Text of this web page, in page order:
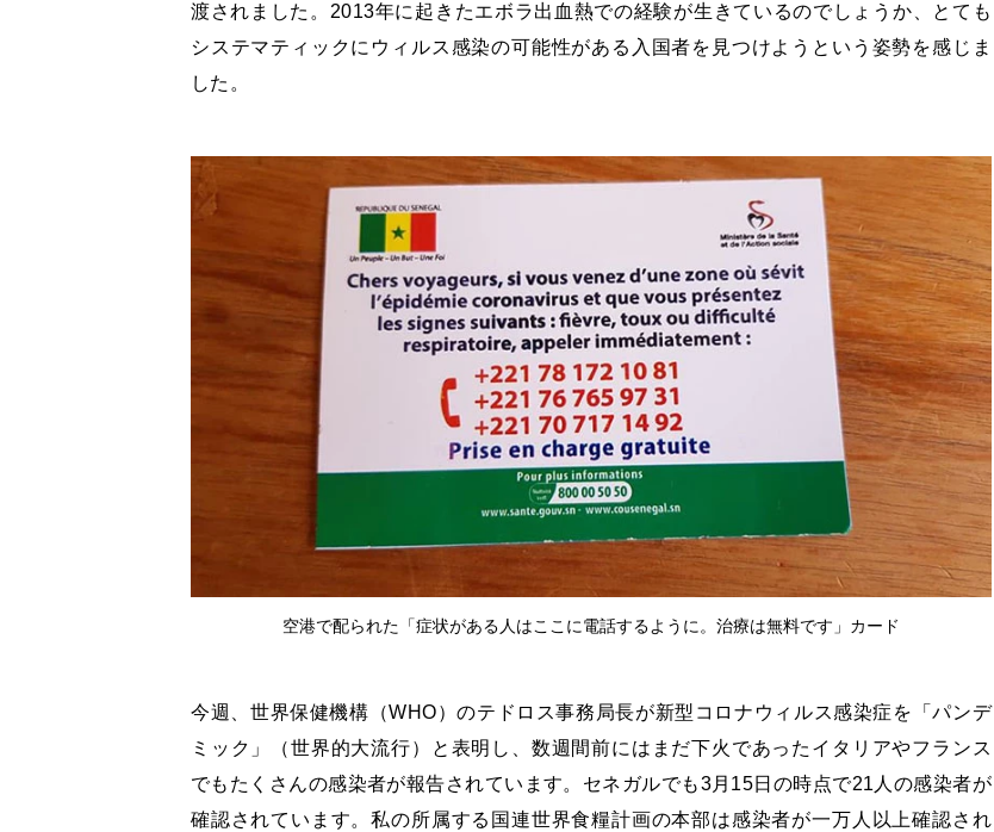
渡されました。 2013年に起きたエボラ出血熱での経験が生きているのでしょうか、とても
システマティックにウィルス感染の可能性がある入国者を見つけようという姿勢を感じま
した。
空港で配られた「症状がある人はここに電話するように。治療は無料です」カード
今週、世界保健機構（WHO）のテドロス事務局長が新型コロナウィルス感染症を「パンデ
ミック」（世界的大流行）と表明し、数週間前にはまだ下火であったイタリアやフランス
でもたくさんの感染者が報告されています。セネガルでも3月 15日の時点で21 人の感染者が
確認されています。私の所属する国連世界食糧計画の本部は感染者が一万人以上確認され